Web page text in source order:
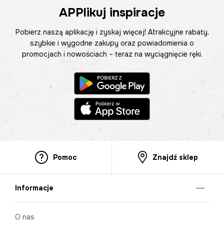
APPlikuj inspiracje
Pobierz naszą aplikację i zyskaj więcej! Atrakcyjne rabaty,
szybkie i wygodne zakupy oraz powiadomienia o
promocjach i nowościach – teraz na wyciągnięcie ręki.
Pomoc Znajdź sklep
Informacje
O nas